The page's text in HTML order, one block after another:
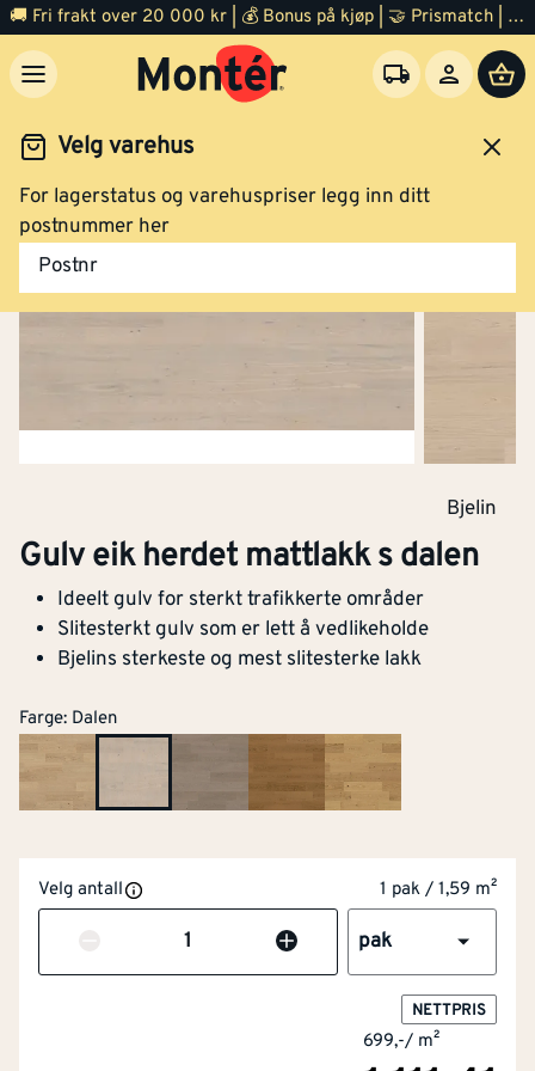
🚚 Fri frakt over 20 000 kr | 💰 Bonus på kjøp | 🤝 Prismatch | ⭐ 100% fornøyd garanti | 🏪 140 byggevarehus
Velg varehus
For lagerstatus og varehuspriser legg inn ditt
postnummer her
Postnr
Gulv Finert tregulv
Bjelin
Gulv eik herdet mattlakk s dalen
Ideelt gulv for sterkt trafikkerte områder
Slitesterkt gulv som er lett å vedlikeholde
Bjelins sterkeste og mest slitesterke lakk
Farge: Dalen
Velg antall 1 pak / 1,59 m²
Antall pak
NETTPRIS
699,-/ m²